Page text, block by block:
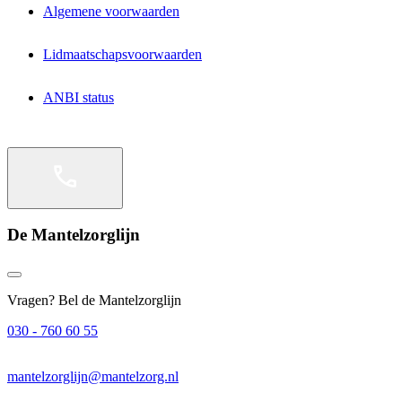
Algemene voorwaarden
Lidmaatschapsvoorwaarden
ANBI status
De Mantelzorglijn
Vragen? Bel de Mantelzorglijn
030 - 760 60 55
mantelzorglijn@mantelzorg.nl